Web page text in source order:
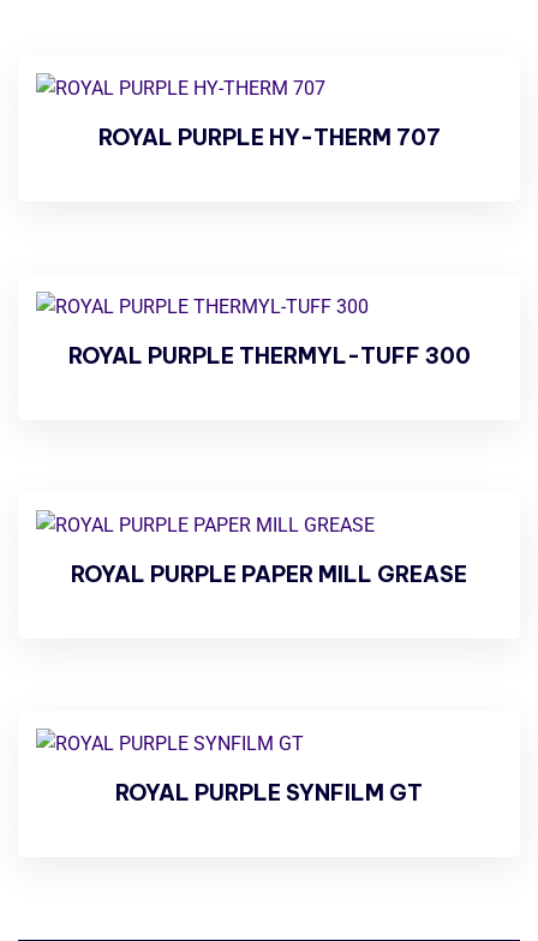
ROYAL PURPLE HY-THERM 707
ROYAL PURPLE THERMYL-TUFF 300
ROYAL PURPLE PAPER MILL GREASE
ROYAL PURPLE SYNFILM GT